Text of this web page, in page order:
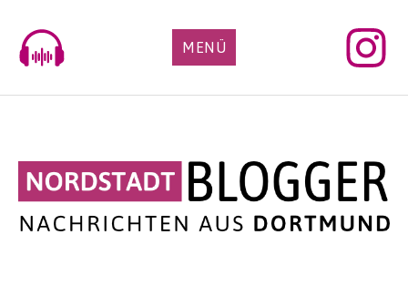
content
MENÜ